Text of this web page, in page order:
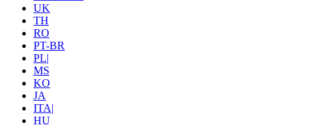
UK
TH
RO
PT-BR
PL|
MS
KO
JA
ITA|
HU